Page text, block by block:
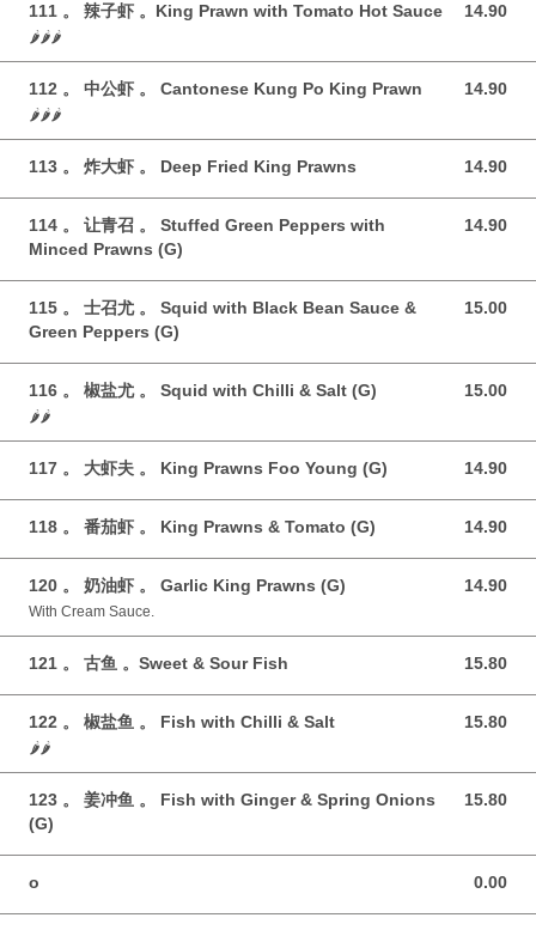
111 。 辣子虾 。King Prawn with Tomato Hot Sauce 14.90
14.90 GBP
🌶️🌶️🌶️
112 。 中公虾 。 Cantonese Kung Po King Prawn 14.90
14.90 GBP
🌶️🌶️🌶️
113 。 炸大虾 。 Deep Fried King Prawns 14.90
14.90 GBP
114 。 让青召 。 Stuffed Green Peppers with
Minced Prawns (G)
14.90
14.90 GBP
115 。 士召尤 。 Squid with Black Bean Sauce &
Green Peppers (G)
15.00
15.00 GBP
116 。 椒盐尤 。 Squid with Chilli & Salt (G) 15.00
15.00 GBP
🌶️🌶️
117 。 大虾夫 。 King Prawns Foo Young (G) 14.90
14.90 GBP
118 。 番茄虾 。 King Prawns & Tomato (G) 14.90
14.90 GBP
120 。 奶油虾 。 Garlic King Prawns (G) 14.90
14.90 GBP
With Cream Sauce.
121 。 古鱼 。Sweet & Sour Fish 15.80
15.80 GBP
122 。 椒盐鱼 。 Fish with Chilli & Salt 15.80
15.80 GBP
🌶️🌶️
123 。 姜冲鱼 。 Fish with‎ Ginger & Spring Onions
(G)
15.80
15.80 GBP
o 0.00
0.00 GBP